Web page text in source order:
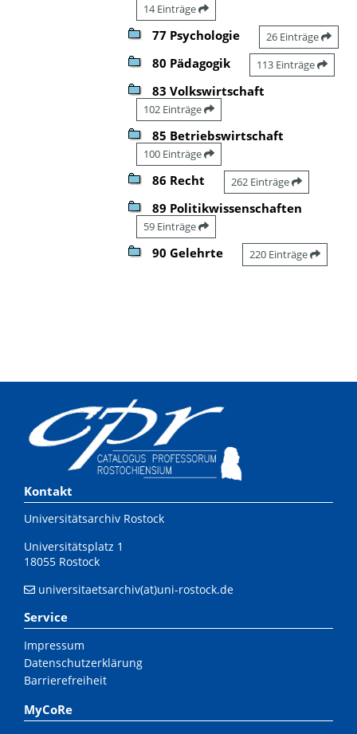
14 Einträge
77 Psychologie 26 Einträge
80 Pädagogik 113 Einträge
83 Volkswirtschaft
102 Einträge
85 Betriebswirtschaft
100 Einträge
86 Recht 262 Einträge
89 Politikwissenschaften
59 Einträge
90 Gelehrte 220 Einträge
Kontakt
Universitätsarchiv Rostock
Universitätsplatz 1
18055 Rostock
universitaetsarchiv(at)uni-rostock.de
Service
Impressum
Datenschutzerklärung
Barrierefreiheit
MyCoRe